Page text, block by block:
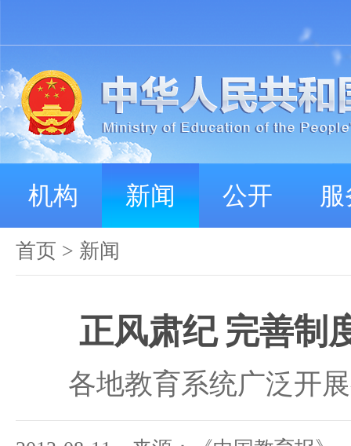
机构 新闻 公开
首页 > 新闻
正风肃纪 完善制
各地教育系统广泛开